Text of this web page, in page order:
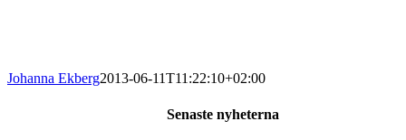
Johanna Ekberg2013-06-11T11:22:10+02:00
Senaste nyheterna